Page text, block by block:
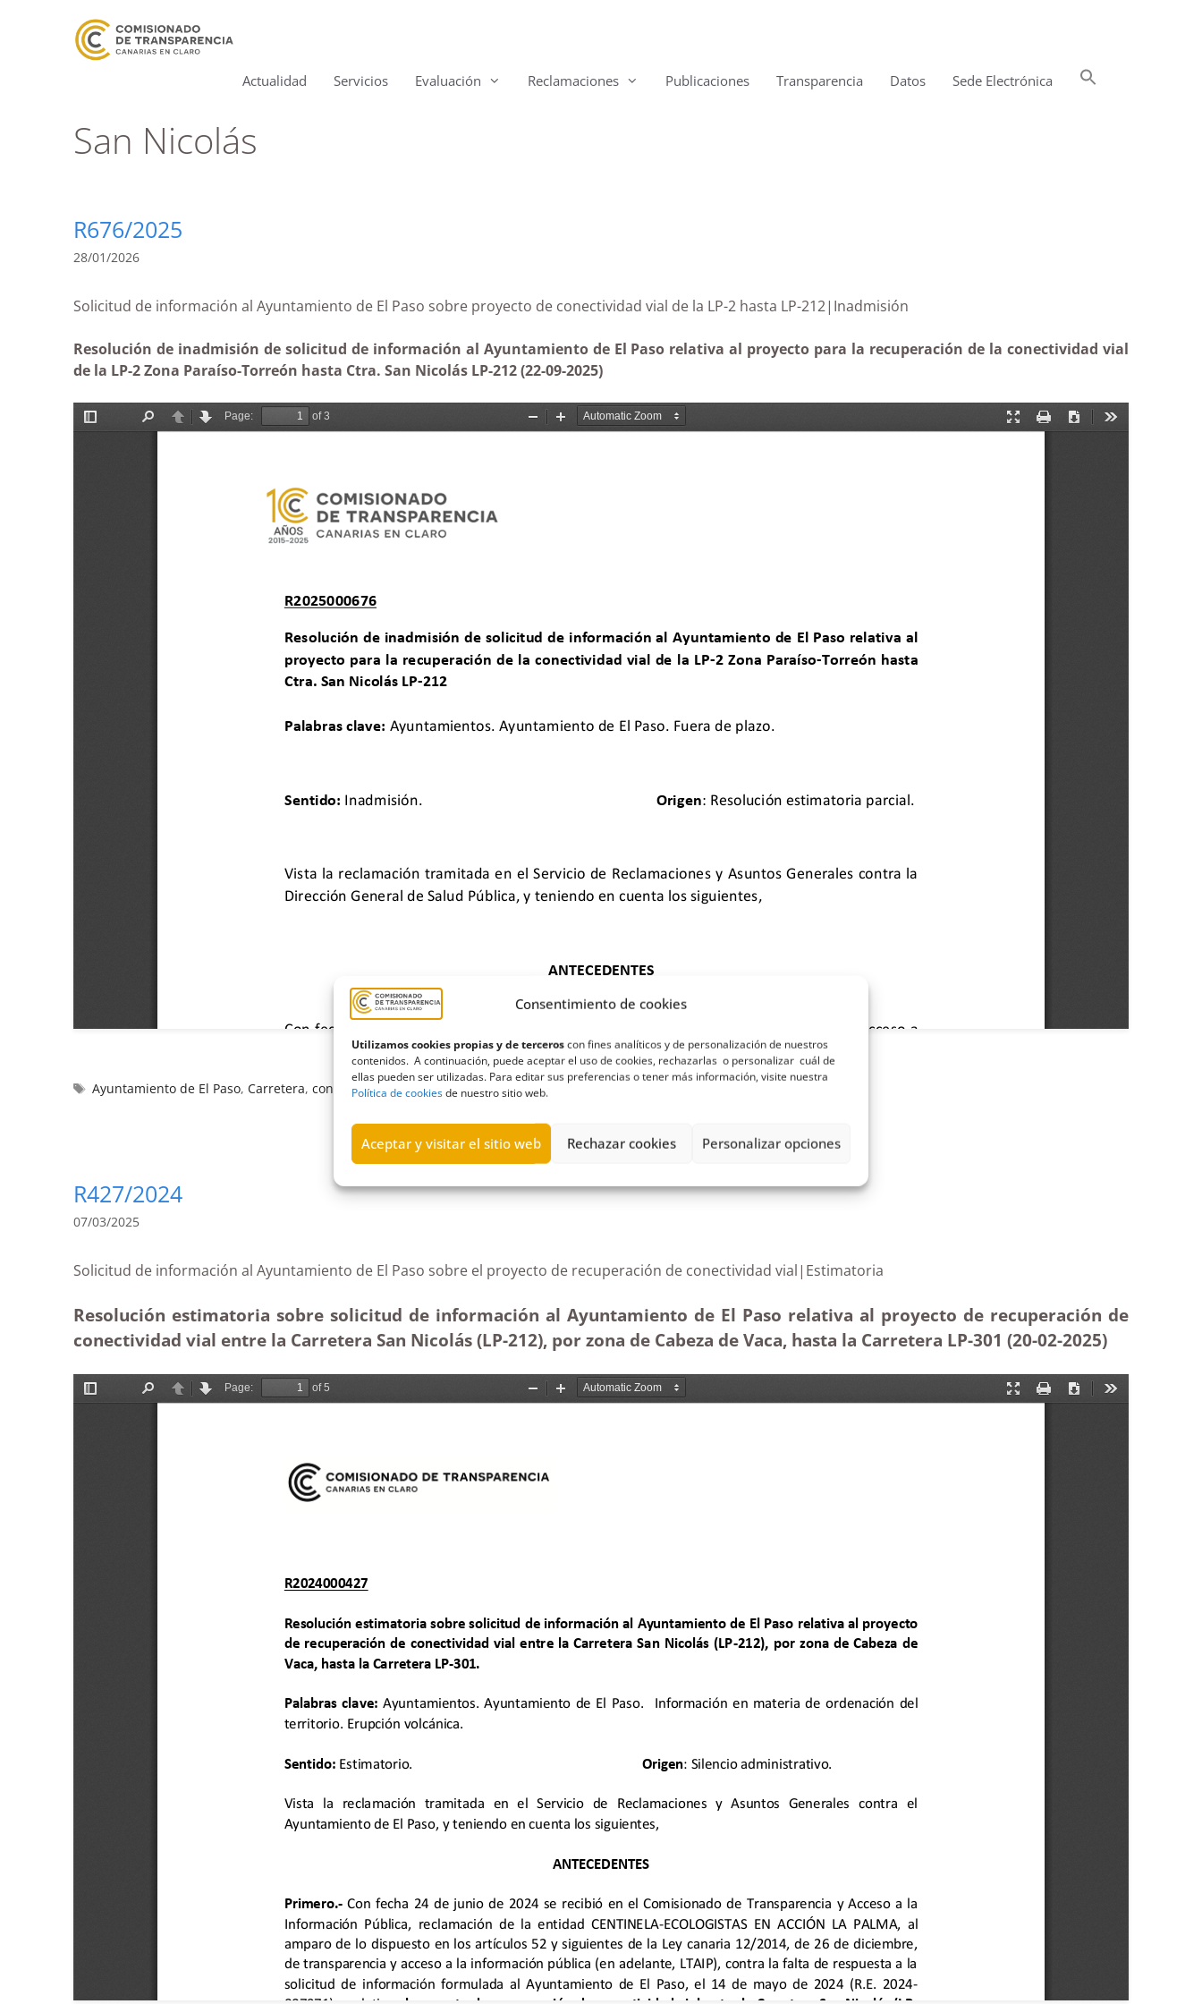
Consentimiento de cookies
Utilizamos cookies propias y de terceroscon fines analíticos y de personalización de nuestros
contenidos. A continuación, puede aceptar el uso de cookies, rechazarlas o personalizar cuál de
ellas pueden ser utilizadas. Para editar sus preferencias o tener más información, visite nuestra
Política de cookiesde nuestro sitio web.
Aceptar y visitar el sitio web Rechazar cookies Personalizar opciones
Actualidad Servicios Evaluación Reclamaciones Publicaciones Transparencia Datos Sede Electrónica
San Nicolás
R676/2025
28/01/2026
Solicitud de información al Ayuntamiento de El Paso sobre proyecto de conectividad vial de la LP-2 hasta LP-212|Inadmisión
Resolución de inadmisión de solicitud de información al Ayuntamiento de El Paso relativa al proyecto para la recuperación de la conectividad vial
de la LP-2 Zona Paraíso-Torreón hasta Ctra. San Nicolás LP-212 (22-09-2025)
Ayuntamiento de El Paso,Carretera,conectividad ,Inadmisión,La Palma,LP-2 proyecto
R427/2024
07/03/2025
Solicitud de información al Ayuntamiento de El Paso sobre el proyecto de recuperación de conectividad vial|Estimatoria
Resolución estimatoria sobre solicitud de información al Ayuntamiento de El Paso relativa al proyecto de recuperación de
conectividad vial entre la Carretera San Nicolás (LP-212), por zona de Cabeza de Vaca, hasta la Carretera LP-301 (20-02-2025)